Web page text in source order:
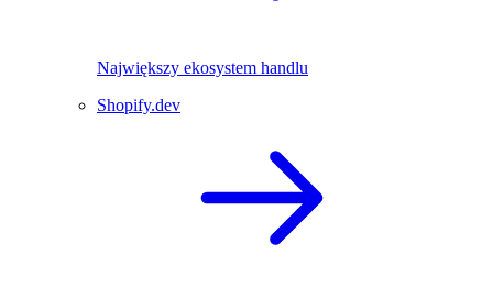
Największy ekosystem handlu
Shopify.dev